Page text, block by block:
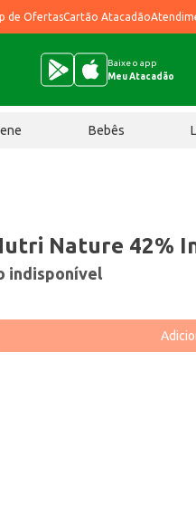
de OfertasCartão Atacadão
Baixe o app
Meu Atacadão
Bebês
Nature 42%
indisponível